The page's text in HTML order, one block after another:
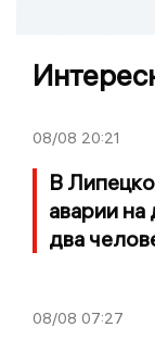
08/08 20:21
В
аварии
два
08/08 07:27